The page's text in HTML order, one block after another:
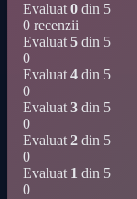
Evaluat 0 din 5
0 recenzii
Evaluat 5 din 5
0
Evaluat 4 din 5
0
Evaluat 3 din 5
0
Evaluat 2 din 5
0
Evaluat 1 din 5
0